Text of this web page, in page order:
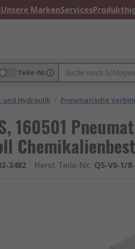
Unsere MarkenServices
Teile-Nr.
und Hydraulik / Pneumatische
160501
3482 Herst. Teile-Nr.: QS-V0-1/